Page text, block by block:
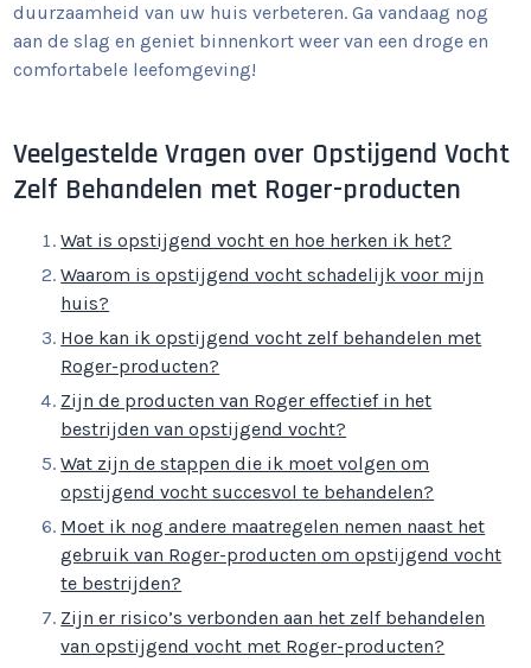
duurzaamheid van uw huis verbeteren. Ga vandaag nog
aan de slag en geniet binnenkort weer van een droge en
comfortabele leefomgeving!
Veelgestelde Vragen over Opstijgend Vocht
Zelf Behandelen met Roger-producten
Wat is opstijgend vocht en hoe herken ik het?
Waarom is opstijgend vocht schadelijk voor mijn
huis?
Hoe kan ik opstijgend vocht zelf behandelen met
Roger-producten?
Zijn de producten van Roger effectief in het
bestrijden van opstijgend vocht?
Wat zijn de stappen die ik moet volgen om
opstijgend vocht succesvol te behandelen?
Moet ik nog andere maatregelen nemen naast het
gebruik van Roger-producten om opstijgend vocht
te bestrijden?
Zijn er risico’s verbonden aan het zelf behandelen
van opstijgend vocht met Roger-producten?